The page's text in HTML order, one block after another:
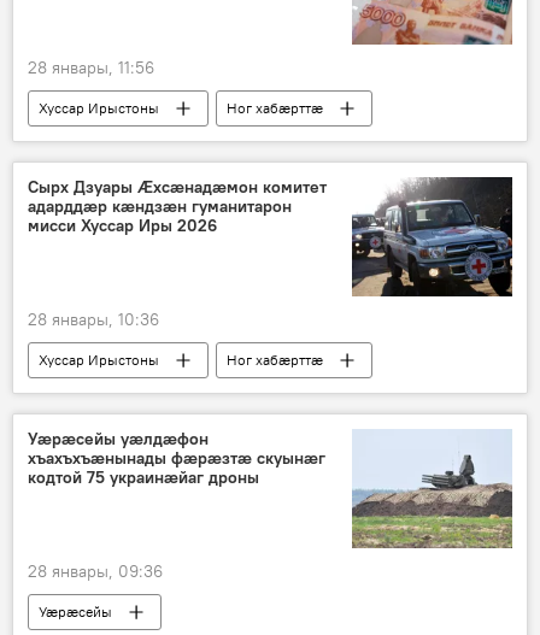
28 январы, 11:56
Хуссар Ирыстоны
Ног хабӕрттӕ
Хуссар Иры хицауад
Сырх Дзуары Ӕхсӕнадӕмон комитет
адарддӕр кӕндзӕн гуманитарон
мисси Хуссар Иры 2026
28 январы, 10:36
Хуссар Ирыстоны
Ног хабӕрттӕ
Хуссар Иры хицауад
Уӕрӕсейы уӕлдӕфон
хъахъхъӕнынады фӕрӕзтӕ скуынӕг
кодтой 75 украинӕйаг дроны
28 январы, 09:36
Уӕрӕсейы